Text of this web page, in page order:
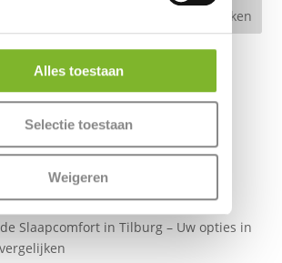
Alles toestaan
Selectie toestaan
Weigeren
op slaap
te onderhouden
sg40 bij matrassen?
Uw mogelijkheden in de regio Breda
Slaapcomfort in Tilburg – Uw opties in